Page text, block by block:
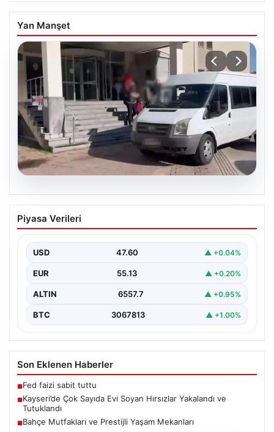
Yan Manşet
05.08.2026
Kayseri’de Çok Sayıda Evi Soyan
Hırsızlar Yakalandı ve Tutuklandı
şehir genelinde gerçekleştirilen geniş çaplı
operasyonlar neticesinde toplamda…
Piyasa Verileri
USD 47.60 ▲ +0.04%
EUR 55.13 ▲ +0.20%
ALTIN 6557.7 ▲ +0.95%
BTC 3067813 ▲ +1.00%
Son Eklenen Haberler
■Fed faizi sabit tuttu
■Kayseri’de Çok Sayıda Evi Soyan Hırsızlar Yakalandı ve
Tutuklandı
■Bahçe Mutfakları ve Prestijli Yaşam Mekanları